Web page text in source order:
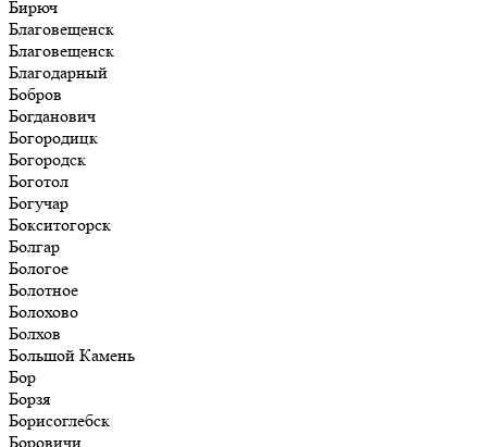
Бирюч
Благовещенск
Благовещенск
Благодарный
Бобров
Богданович
Богородицк
Богородск
Боготол
Богучар
Бокситогорск
Болгар
Бологое
Болотное
Болохово
Болхов
Большой Камень
Бор
Борзя
Борисоглебск
Боровичи